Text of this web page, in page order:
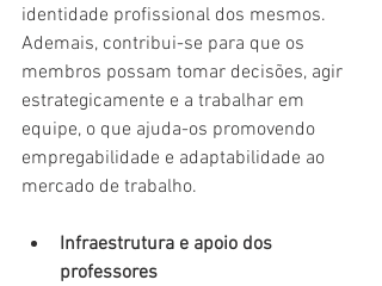
identidade profissional dos mesmos.
Ademais, contribui-se para que os
membros possam tomar decisões, agir
estrategicamente e a trabalhar em
equipe, o que ajuda-os promovendo
empregabilidade e adaptabilidade ao
mercado de trabalho.
Infraestrutura e apoio dos
professores